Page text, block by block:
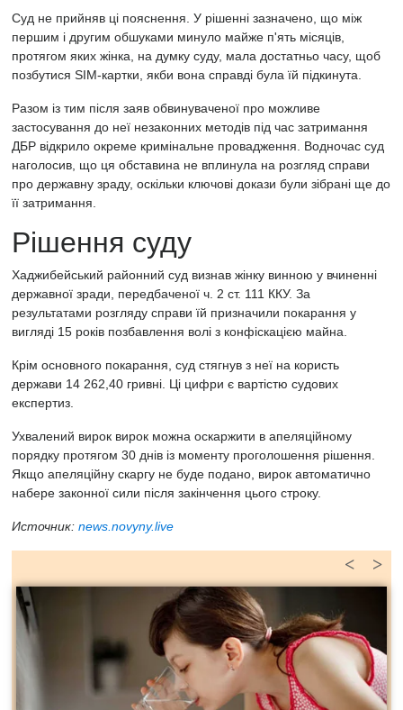
Суд не прийняв ці пояснення. У рішенні зазначено, що між
першим і другим обшуками минуло майже п'ять місяців,
протягом яких жінка, на думку суду, мала достатньо часу, щоб
позбутися SIM-картки, якби вона справді була їй підкинута.
Разом із тим після заяв обвинуваченої про можливе
застосування до неї незаконних методів під час затримання
ДБР відкрило окреме кримінальне провадження. Водночас суд
наголосив, що ця обставина не вплинула на розгляд справи
про державну зраду, оскільки ключові докази були зібрані ще до
її затримання.
Рішення суду
Хаджибейський районний суд визнав жінку винною у вчиненні
державної зради, передбаченої ч. 2 ст. 111 ККУ. За
результатами розгляду справи їй призначили покарання у
вигляді 15 років позбавлення волі з конфіскацією майна.
Крім основного покарання, суд стягнув з неї на користь
держави 14 262,40 гривні. Ці цифри є вартістю судових
експертиз.
Ухвалений вирок вирок можна оскаржити в апеляційному
порядку протягом 30 днів із моменту проголошення рішення.
Якщо апеляційну скаргу не буде подано, вирок автоматично
набере законної сили після закінчення цього строку.
Источник: news.novyny.live
>
<